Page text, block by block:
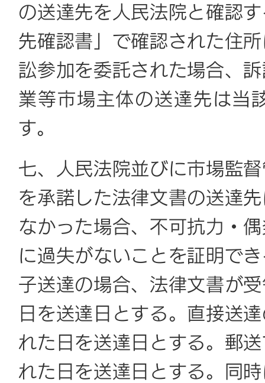
の送達先を人民法院と確認
先確認書」で確認された住
訟参加を委託された場合、
業等市場主体の送達先は当
す。
七、人民法院並びに市場監
を承諾した法律文書の送達
なかった場合、不可抗力・
に過失がないことを証明で
子送達の場合、法律文書が
日を送達日とする。直接送
れた日を送達日とする。郵
れた日を送達日とする。同